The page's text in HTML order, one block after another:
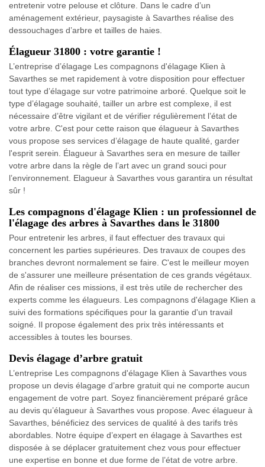
entretenir votre pelouse et clôture. Dans le cadre d’un
aménagement extérieur, paysagiste à Savarthes réalise des
dessouchages d’arbre et tailles de haies.
Élagueur 31800 : votre garantie !
L’entreprise d’élagage Les compagnons d'élagage Klien à
Savarthes se met rapidement à votre disposition pour effectuer
tout type d’élagage sur votre patrimoine arboré. Quelque soit le
type d’élagage souhaité, tailler un arbre est complexe, il est
nécessaire d’être vigilant et de vérifier régulièrement l’état de
votre arbre. C'est pour cette raison que élagueur à Savarthes
vous propose ses services d’élagage de haute qualité, garder
l'esprit serein. Élagueur à Savarthes sera en mesure de tailler
votre arbre dans la règle de l’art avec un grand souci pour
l’environnement. Elagueur à Savarthes vous garantira un résultat
sûr !
Les compagnons d'élagage Klien : un professionnel de
l'élagage des arbres à Savarthes dans le 31800
Pour entretenir les arbres, il faut effectuer des travaux qui
concernent les parties supérieures. Des travaux de coupes des
branches devront normalement se faire. C'est le meilleur moyen
de s'assurer une meilleure présentation de ces grands végétaux.
Afin de réaliser ces missions, il est très utile de rechercher des
experts comme les élagueurs. Les compagnons d'élagage Klien a
suivi des formations spécifiques pour la garantie d'un travail
soigné. Il propose également des prix très intéressants et
accessibles à toutes les bourses.
Devis élagage d’arbre gratuit
L’entreprise Les compagnons d'élagage Klien à Savarthes vous
propose un devis élagage d’arbre gratuit qui ne comporte aucun
engagement de votre part. Soyez financièrement préparé grâce
au devis qu’élagueur à Savarthes vous propose. Avec élagueur à
Savarthes, bénéficiez des services de qualité à des tarifs très
abordables. Notre équipe d’expert en élagage à Savarthes est
disposée à se déplacer gratuitement chez vous pour effectuer
une expertise en bonne et due forme de l’état de votre arbre.